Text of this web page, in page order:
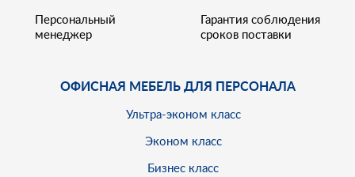
Персональный
менеджер
Гарантия соблюдения
сроков поставки
ОФИСНАЯ МЕБЕЛЬ ДЛЯ ПЕРСОНАЛА
Ультра-эконом класс
Эконом класс
Бизнес класс